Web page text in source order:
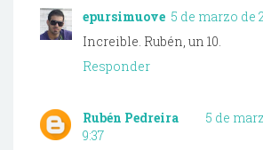
epursimuove 5 de marzo de
Increible. Rubén, un 10.
Responder
Rubén Pedreira
5 de
9:37